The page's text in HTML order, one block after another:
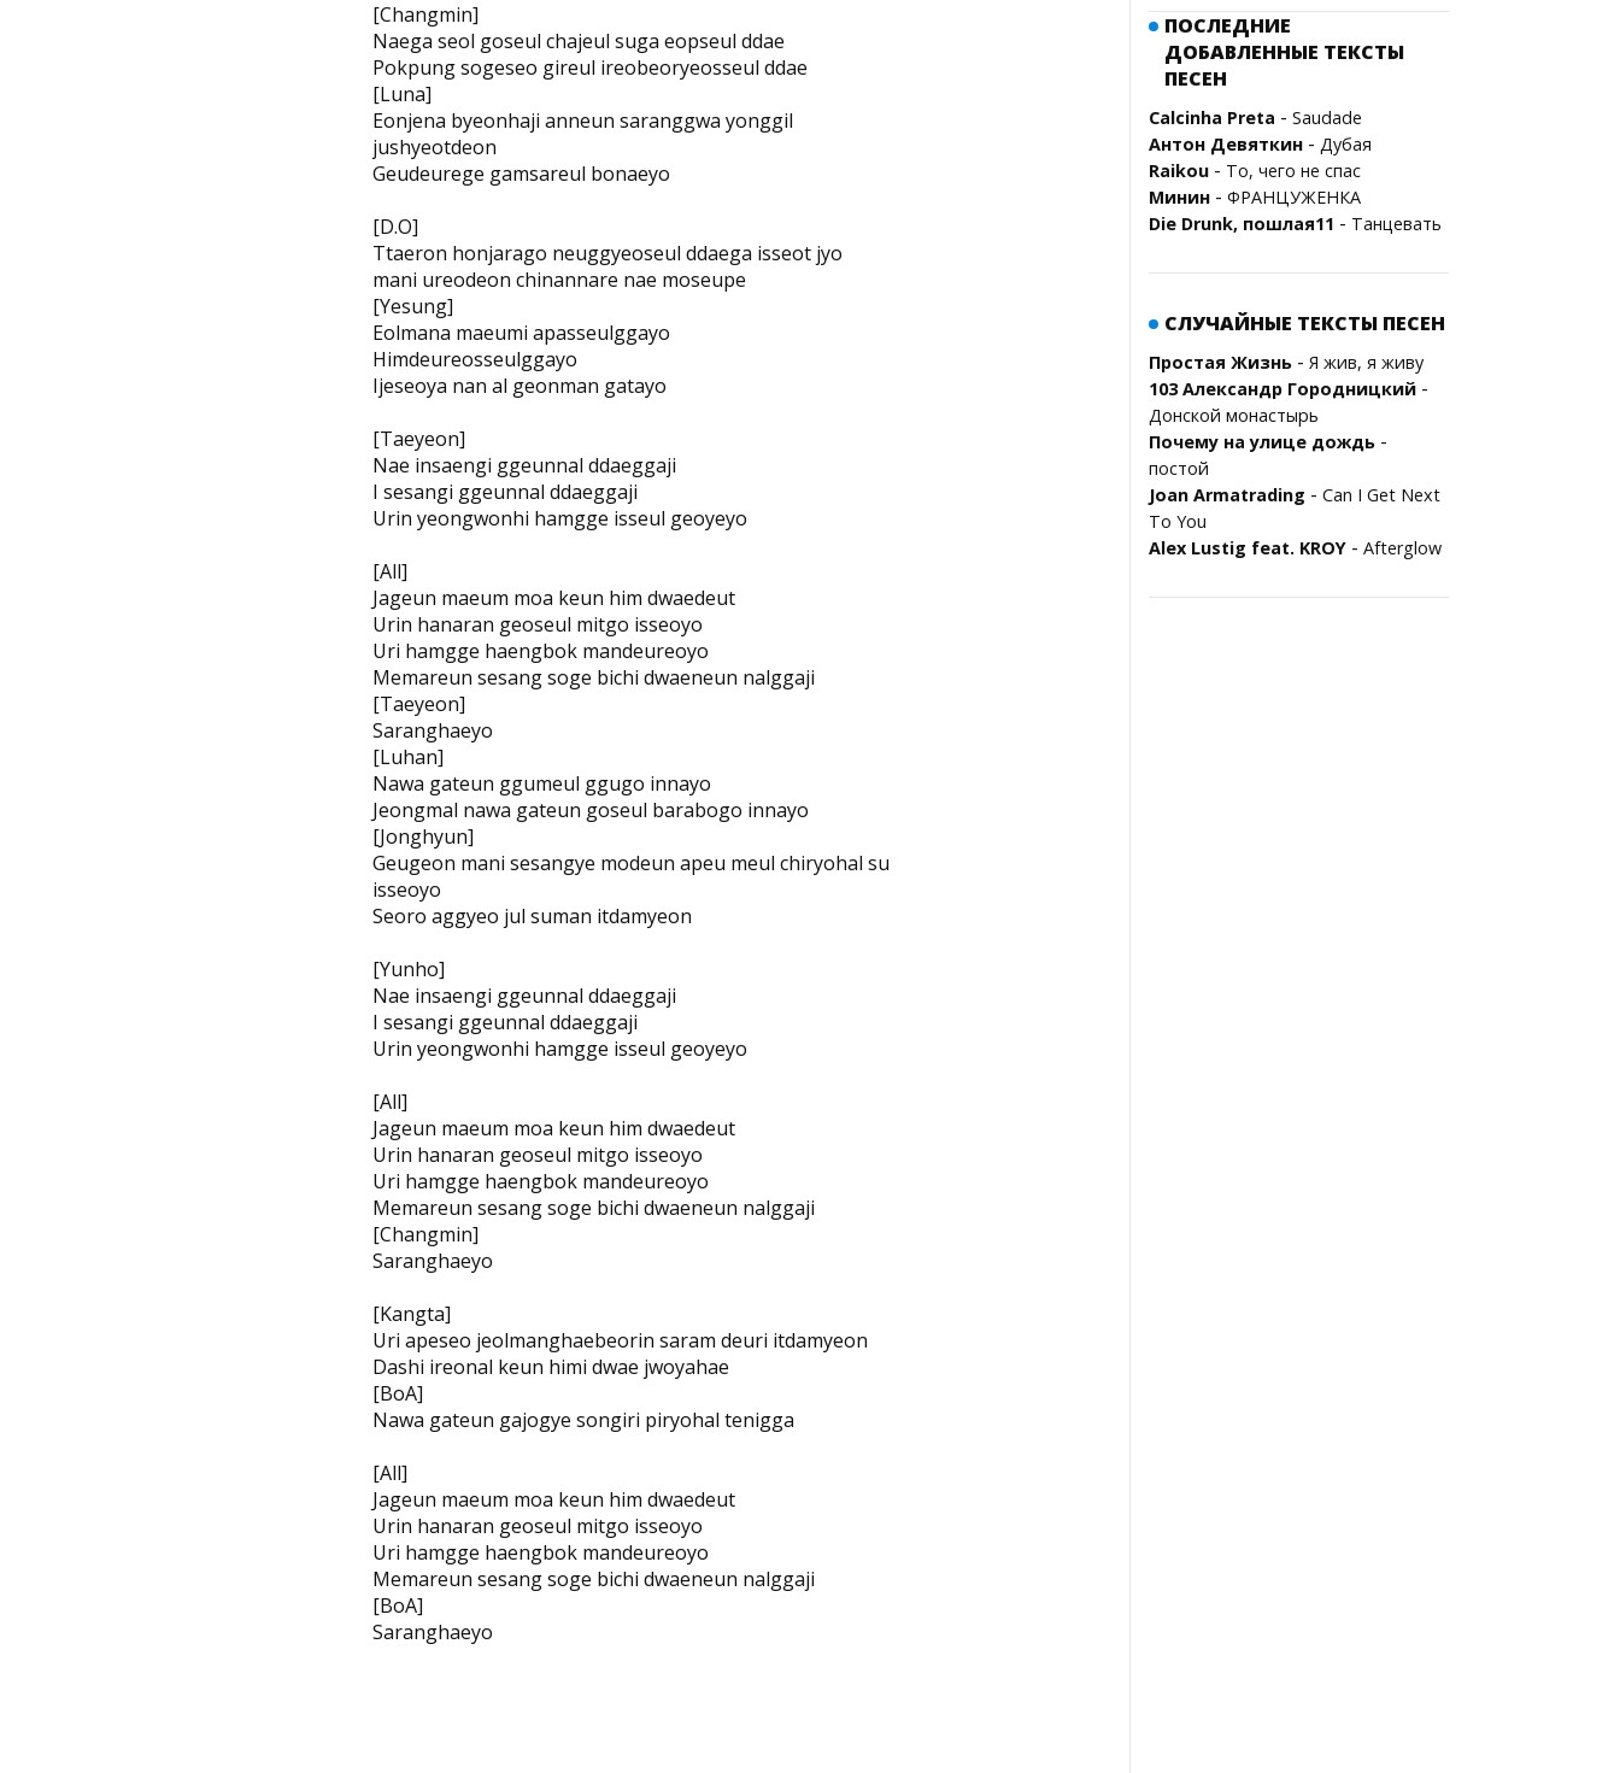
[Changmin]
Naega seol goseul chajeul suga eopseul ddae
Pokpung sogeseo gireul ireobeoryeosseul ddae
[Luna]
Eonjena byeonhaji anneun saranggwa yonggil
jushyeotdeon
Geudeurege gamsareul bonaeyo
[D.O]
Ttaeron honjarago neuggyeoseul ddaega isseot jyo
mani ureodeon chinannare nae moseupe
[Yesung]
Eolmana maeumi apasseulggayo
Himdeureosseulggayo
Ijeseoya nan al geonman gatayo
[Taeyeon]
Nae insaengi ggeunnal ddaeggaji
I sesangi ggeunnal ddaeggaji
Urin yeongwonhi hamgge isseul geoyeyo
[All]
Jageun maeum moa keun him dwaedeut
Urin hanaran geoseul mitgo isseoyo
Uri hamgge haengbok mandeureoyo
Memareun sesang soge bichi dwaeneun nalggaji
[Taeyeon]
Saranghaeyo
[Luhan]
Nawa gateun ggumeul ggugo innayo
Jeongmal nawa gateun goseul barabogo innayo
[Jonghyun]
Geugeon mani sesangye modeun apeu meul chiryohal su
isseoyo
Seoro aggyeo jul suman itdamyeon
[Yunho]
Nae insaengi ggeunnal ddaeggaji
I sesangi ggeunnal ddaeggaji
Urin yeongwonhi hamgge isseul geoyeyo
[All]
Jageun maeum moa keun him dwaedeut
Urin hanaran geoseul mitgo isseoyo
Uri hamgge haengbok mandeureoyo
Memareun sesang soge bichi dwaeneun nalggaji
[Changmin]
Saranghaeyo
[Kangta]
Uri apeseo jeolmanghaebeorin saram deuri itdamyeon
Dashi ireonal keun himi dwae jwoyahae
[BoA]
Nawa gateun gajogye songiri piryohal tenigga
[All]
Jageun maeum moa keun him dwaedeut
Urin hanaran geoseul mitgo isseoyo
Uri hamgge haengbok mandeureoyo
Memareun sesang soge bichi dwaeneun nalggaji
[BoA]
Saranghaeyo
ПОСЛЕДНИЕ
ДОБАВЛЕННЫЕ ТЕКСТЫ
ПЕСЕН
Calcinha Preta - Saudade
Антон Девяткин - Дубая
Raikou - То, чего не спaс
Минин - ФРАНЦУЖЕНКА
Die Drunk, пошлая11 - Танцевать
СЛУЧАЙНЫЕ ТЕКСТЫ ПЕСЕН
Простая Жизнь - Я жив, я живу
103 Александр Городницкий -
Донской монастырь
Почему на улице дождь -
постой
Joan Armatrading - Can I Get Next
To You
Alex Lustig feat. KROY - Afterglow